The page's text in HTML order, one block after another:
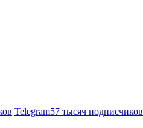
Telegram57 тысяч подписчиков